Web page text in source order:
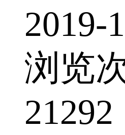
2019-
浏览
21292